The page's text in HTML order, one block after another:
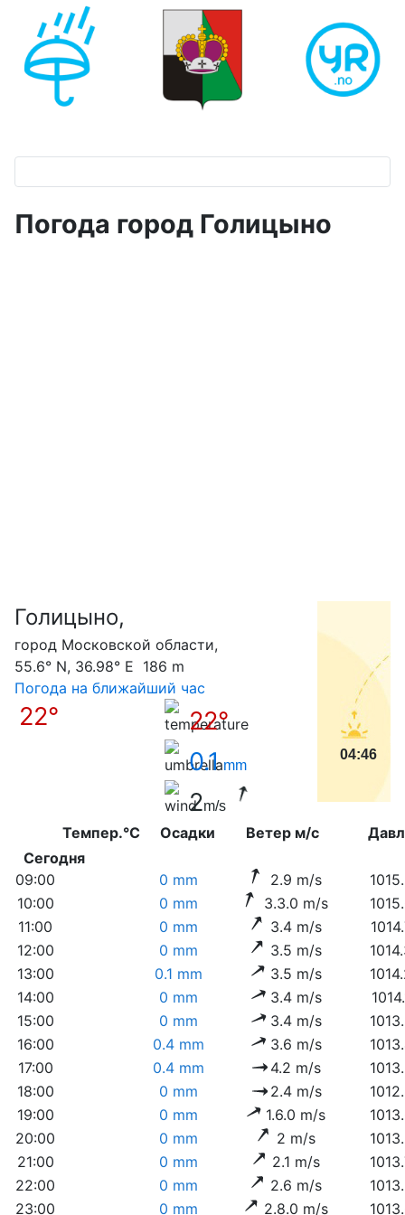
Погода город Голицыно
Голицыно,
город Московской области,
55.6° N, 36.98° E 186 m
Погода на ближайший час
22°
22°
0.1mm
2m/s
04:46
Темпер.°C Осадки Ветер м/с
Сегодня
09:00
0 mm 2.9 m/s
10:00
0 mm 3.3.0 m/s
11:00
0 mm 3.4 m/s
12:00
0 mm 3.5 m/s
13:00
0.1 mm 3.5 m/s
14:00
0 mm 3.4 m/s
15:00
0 mm 3.4 m/s
16:00
0.4 mm 3.6 m/s
17:00
0.4 mm 4.2 m/s
18:00
0 mm 2.4 m/s
19:00
0 mm 1.6.0 m/s
20:00
0 mm 2 m/s
21:00
0 mm 2.1 m/s
22:00
0 mm 2.6 m/s
23:00
0 mm 2.8.0 m/s